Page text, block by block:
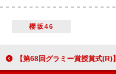
櫻坂46
【第68回グラミー賞授賞式(R)】 ケンドリック・ラマー『GNX』が＜最優秀ラップ・アルバム＞に輝く